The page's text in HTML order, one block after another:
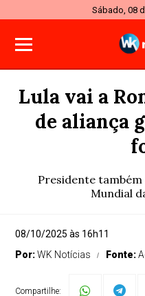
Sábado, 08
Lula vai a
de aliança
Presidente
Mundial
08/10/2025 às 16h11
Por:WK Notícias Fonte:
Compartilhe: